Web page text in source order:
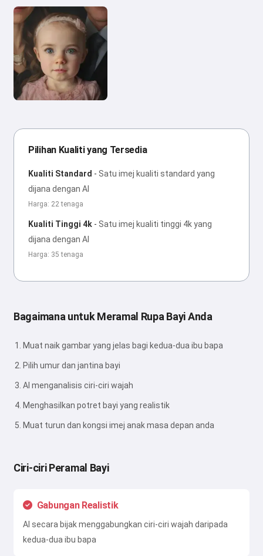
Pilihan Kualiti yang Tersedia
Kualiti Standard - Satu imej kualiti standard yang
dijana dengan AI
Harga: 22 tenaga
Kualiti Tinggi 4k - Satu imej kualiti tinggi 4k yang
dijana dengan AI
Harga: 35 tenaga
Bagaimana untuk Meramal Rupa Bayi Anda
Muat naik gambar yang jelas bagi kedua-dua ibu bapa
Pilih umur dan jantina bayi
AI menganalisis ciri-ciri wajah
Menghasilkan potret bayi yang realistik
Muat turun dan kongsi imej anak masa depan anda
Ciri-ciri Peramal Bayi
Gabungan Realistik
AI secara bijak menggabungkan ciri-ciri wajah daripada
kedua-dua ibu bapa